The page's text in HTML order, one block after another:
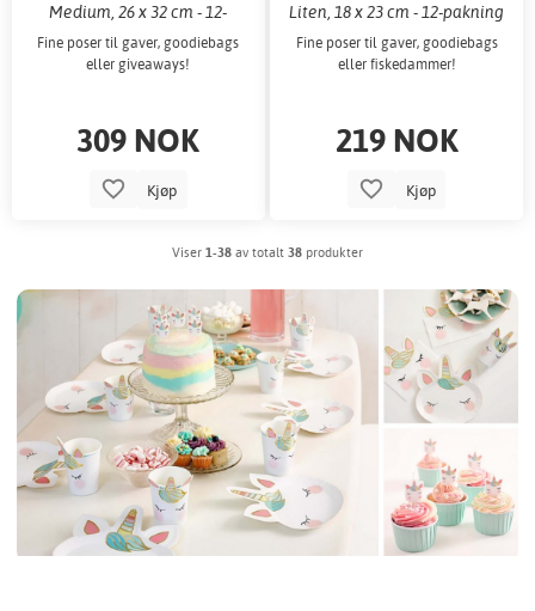
Medium, 26 x 32 cm - 12-
pakning
Fine poser til gaver, goodiebags
eller giveaways!
309 NOK
Kjøp
Liten, 18 x 23 cm - 12-pakning
Fine poser til gaver, goodiebags
eller fiskedammer!
219 NOK
Kjøp
Viser 1-38 av totalt 38 produkter